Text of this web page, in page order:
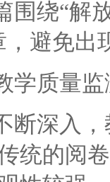
绕“解
避免
质量监
深入，
统的阅